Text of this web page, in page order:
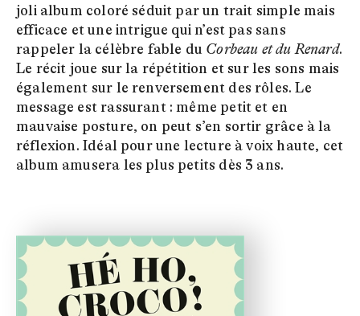
joli album coloré séduit par un trait simple mais
efficace et une intrigue qui n’est pas sans
rappeler la célèbre fable du Corbeau et du Renard.
Le récit joue sur la répétition et sur les sons mais
également sur le renversement des rôles. Le
message est rassurant : même petit et en
mauvaise posture, on peut s’en sortir grâce à la
réflexion. Idéal pour une lecture à voix haute, cet
album amusera les plus petits dès 3 ans.